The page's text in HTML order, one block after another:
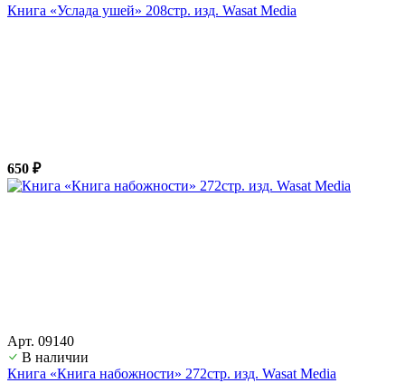
Книга «Услада ушей» 208стр. изд. Wasat Media
650 ₽
Арт. 09140
В наличии
Книга «Книга набожности» 272стр. изд. Wasat Media